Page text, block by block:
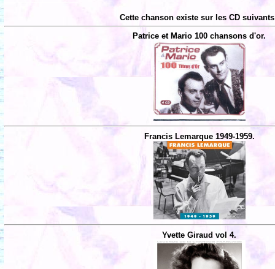
Cette chanson existe sur les CD
Patrice et Mario 100 chansons d'or.
Francis Lemarque 1949-1959.
Yvette Giraud vol 4.